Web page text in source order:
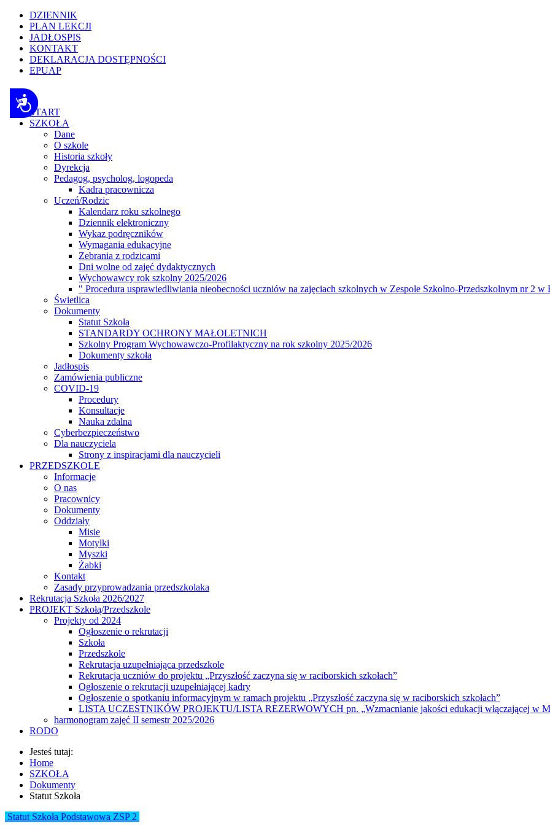
witryna
zawiera
system
dostępności.
Nacisnij
aby
dostosować
witrynę
niedowidzących
korzystających
ekranowego;
Dostępność
DZIENNIK
PLAN LEKCJI
JADŁOSPIS
KONTAKT
DEKLARACJA DOSTĘPNOŚCI
EPUAP
START
SZKOŁA
Dane
O szkole
Historia szkoły
Dyrekcja
Pedagog, psycholog, logopeda
Kadra pracownicza
Uczeń/Rodzic
Kalendarz roku szkolnego
Dziennik elektroniczny
Wykaz podręczników
Wymagania edukacyjne
Zebrania z rodzicami
Dni wolne od zajęć dydaktycznych
Wychowawcy rok szkolny 2025/2026
" Procedura usprawiedliwiania nieobecności uczniów na zajęciach szkolnych w Zespole Szkolno-Przedszkolnym nr 2 w
Świetlica
Dokumenty
Statut Szkoła
STANDARDY OCHRONY MAŁOLETNICH
Szkolny Program Wychowawczo-Profilaktyczny na rok szkolny 2025/2026
Dokumenty szkoła
Jadłospis
Zamówienia publiczne
COVID-19
Procedury
Konsultacje
Nauka zdalna
Cyberbezpieczeństwo
Dla nauczyciela
Strony z inspiracjami dla nauczycieli
PRZEDSZKOLE
Informacje
O nas
Pracownicy
Dokumenty
Oddziały
Misie
Motylki
Myszki
Żabki
Kontakt
Zasady przyprowadzania przedszkolaka
Rekrutacja Szkoła 2026/2027
PROJEKT Szkołą/Przedszkole
Projekty od 2024
Ogłoszenie o rekrutacji
Szkoła
Przedszkole
Rekrutacja uzupełniająca przedszkole
Rekrutacja uczniów do projektu „Przyszłość zaczyna się w raciborskich szkołach”
Ogłoszenie o rekrutacji uzupełniającej kadry
Ogłoszenie o spotkaniu informacyjnym w ramach projektu „Przyszłość zaczyna się w raciborskich szkołach”
LISTA UCZESTNIKÓW PROJEKTU/LISTA REZERWOWYCH pn. „Wzmacnianie jakości edukacji włączającej w
harmonogram zajęć II semestr 2025/2026
RODO
Jesteś tutaj:
Home
SZKOŁA
Dokumenty
Statut Szkoła
Statut Szkoła Podstawowa ZSP 2